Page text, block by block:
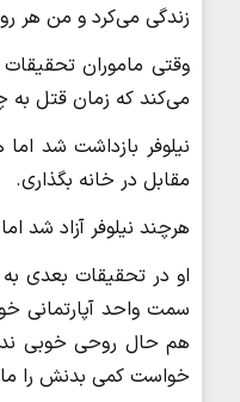
زندگی می‌کرد و من هر
وقتی ماموران
می‌کند که زمان قتل به
نیلوفر بازداشت شد
مقابل در خانه بگذاری.
هرچند نیلوفر آزاد شد
او در تحقیقات بعدی
سمت واحد آپارتمانی
هم حال روحی خوبی
خواست کمی ‌بدنش را